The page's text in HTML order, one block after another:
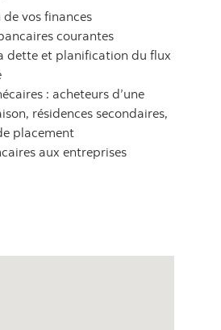
vos finances
courantes
dette et planification du flux
: acheteurs d’une
résidences secondaires,
placement
aux entreprises